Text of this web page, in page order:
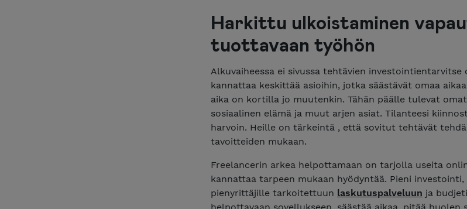
Harkittu ulkoistaminen
tuottavaan työhön
Alkuvaiheessa ei sivussa tehtävien investointientarvitse
kannattaa keskittää asioihin, jotka säästävät omaa
aika on kortilla jo muutenkin. Tähän päälle tulevat
sosiaalinen elämä ja muut arjen asiat. Tilanteesi
harvoin. Heille on tärkeintä , että sovitut tehtävät
tavoitteiden mukaan.
Freelancerin arkea helpottamaan on tarjolla useita
kannattaa tarpeen mukaan hyödyntää. Pieni investointi,
pienyrittäjille tarkoitettuun laskutuspalveluun ja